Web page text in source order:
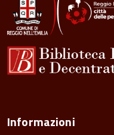
Informazioni